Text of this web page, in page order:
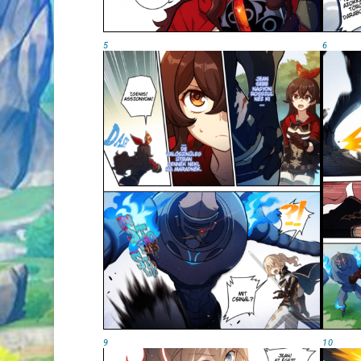
5 6
9 10